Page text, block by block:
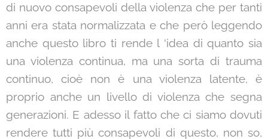
di nuovo consapevoli della violenza che per tanti
anni era stata normalizzata e che però leggendo
anche questo libro ti rende l 'idea di quanto sia
una violenza continua, ma una sorta di trauma
continuo, cioè non è una violenza latente, è
proprio anche un livello di violenza che segna
generazioni. E adesso il fatto che ci siamo dovuti
rendere tutti più consapevoli di questo, non so,